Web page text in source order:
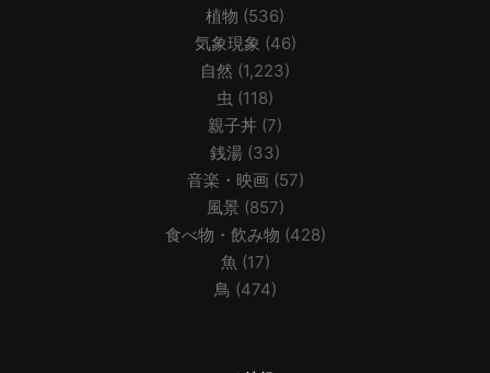
植物 (536)
気象現象 (46)
自然 (1,223)
虫 (118)
親子丼 (7)
銭湯 (33)
音楽・映画 (57)
風景(857)
食べ物・飲み物 (428)
魚 (17)
鳥 (474)